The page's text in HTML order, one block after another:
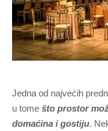
Jedna od najvećih
u tome što prostor
domaćina i gostiju.